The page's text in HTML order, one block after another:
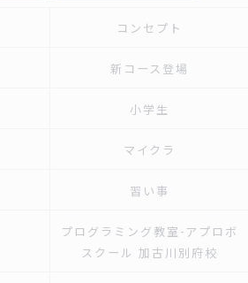
コンセプト
新コース登場
小学生
マイクラ
習い事
プログラミング教室-アプロボ
スクール 加古川別府校